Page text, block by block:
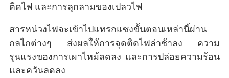
ติดไฟ และการลุกลามของเปลวไฟ
สารหน่วงไฟจะเข้าไปแทรกแซงขั้นตอนเหล่านี้ผ่าน
กลไกต่างๆ ส่งผลให้การจุดติดไฟล่าช้าลง ความ
รุนแรงของการเผาไหม้ลดลง และการปล่อยความร้อน
และควันลดลง